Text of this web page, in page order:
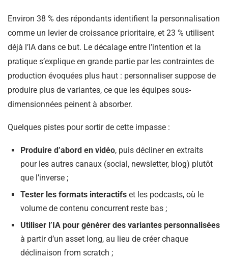
Environ 38 % des répondants identifient la personnalisation
comme un levier de croissance prioritaire, et 23 % utilisent
déjà l’IA dans ce but. Le décalage entre l’intention et la
pratique s’explique en grande partie par les contraintes de
production évoquées plus haut : personnaliser suppose de
produire plus de variantes, ce que les équipes sous-
dimensionnées peinent à absorber.
Quelques pistes pour sortir de cette impasse :
Produire d’abord en vidéo, puis décliner en extraits
pour les autres canaux (social, newsletter, blog) plutôt
que l’inverse ;
Tester les formats interactifs et les podcasts, où le
volume de contenu concurrent reste bas ;
Utiliser l’IA pour générer des variantes personnalisées
à partir d’un asset long, au lieu de créer chaque
déclinaison from scratch ;